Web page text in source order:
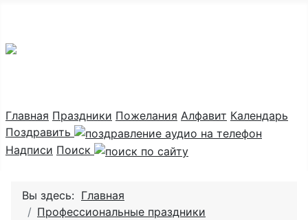
Главная Праздники Пожелания Алфавит Календарь
Поздравить
Надписи Поиск
Вы здесь: Главная
Профессиональные праздники